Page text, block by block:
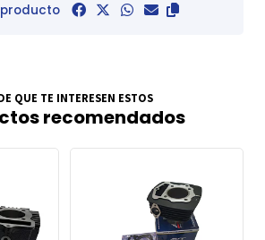
QUE TE INTERESEN ESTOS
recomendados